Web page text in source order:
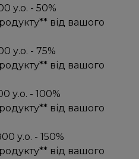
у.о. - 50%
від вашого
у.о. - 75%
від вашого
у.о. - 100%
від вашого
у.о. - 150%
від вашого